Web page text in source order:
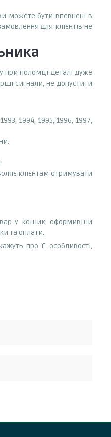
можете бути впевнені в
для клієнтів не
при поломці деталі дуже
сигнали, не допустити
1994, 1995, 1996, 1997,
клієнтам отримувати
у кошик, оформивши
та оплати.
про її особливості,